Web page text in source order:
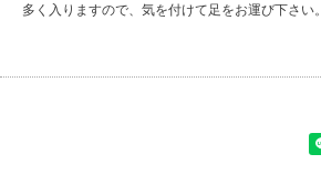
多く入りますので、気を付けて足をお運び下さい。